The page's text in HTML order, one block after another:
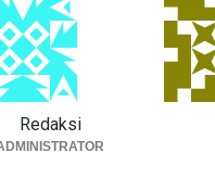
Redaksi